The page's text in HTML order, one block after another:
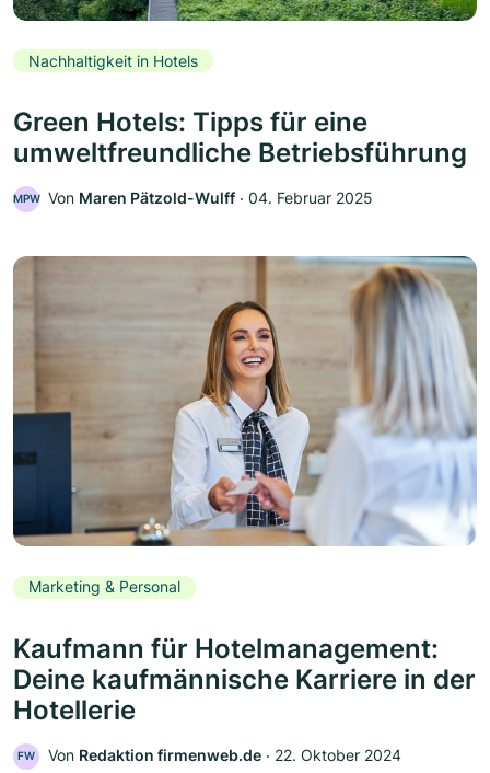
Nachhaltigkeit in Hotels
Green Hotels: Tipps für eine
umweltfreundliche Betriebsführung
MPW Von Maren Pätzold-Wulff ‧ 04. Februar 2025
Marketing & Personal
Kaufmann für Hotelmanagement:
Deine kaufmännische Karriere in der
Hotellerie
FW Von Redaktion firmenweb.de ‧ 22. Oktober 2024